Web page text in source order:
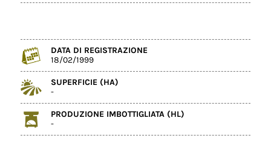
DATA DI REGISTRAZIONE
18/02/1999
SUPERFICIE (HA)
-
PRODUZIONE IMBOTTIGLIATA (HL)
-